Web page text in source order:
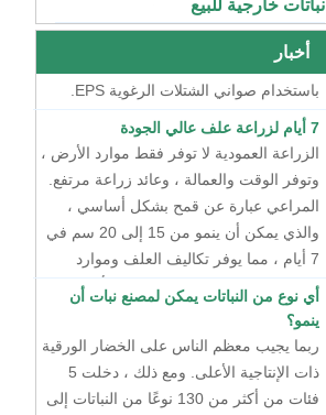
ABS بلاستيك مزراب
للاحتباس الحراري
واستخدام المزرعة
72 خلية رخيصة
الطماطم القرنبيط
الاسكواش الباذنجان
الأسود PS الشتلات
البلاستيكية داخلي بدء
الصواني
XTB 32 خلية قابلة
لإعادة الاستخدام كبيرة
وعميقة من البلاستيك
PS صينية شتلة شجرة
بالجملة
شظايا صغيرة داخلية
بقوة إضافية تنمو PS
أسود بلاستيكي مقبس
صواني قاعدة 1020
صواني بذور
علبة تكاثر بذور حديقة
أخبار
الجافة باستخدام صواني الشتلات البلاستيكية
، والآخر هو تربية الشتلات المائية العائمة
باستخدام صواني الشتلات الرغوية EPS.
7 أيام لزراعة علف عالي الجودة
الزراعة العمودية لا توفر فقط موارد الأرض ،
وتوفر الوقت والعمالة ، وعائد زراعة مرتفع.
المراعي عبارة عن قمح بشكل أساسي ،
والذي يمكن أن ينمو من 15 إلى 20 سم في
7 أيام ، مما يوفر تكاليف العلف وموارد
المياه. تكلفة إنتاج هذا المالتغراس أقل من
سنت واحد لكل كيلوغرام.
أي نوع من النباتات يمكن لمصنع نبات أن
ينمو؟
ربما يجيب معظم الناس على الخضار الورقية
ذات الإنتاجية الأعلى. ومع ذلك ، دخلت 5
فئات من أكثر من 130 نوعًا من النباتات إلى
مصنع المصنع حاليًا.